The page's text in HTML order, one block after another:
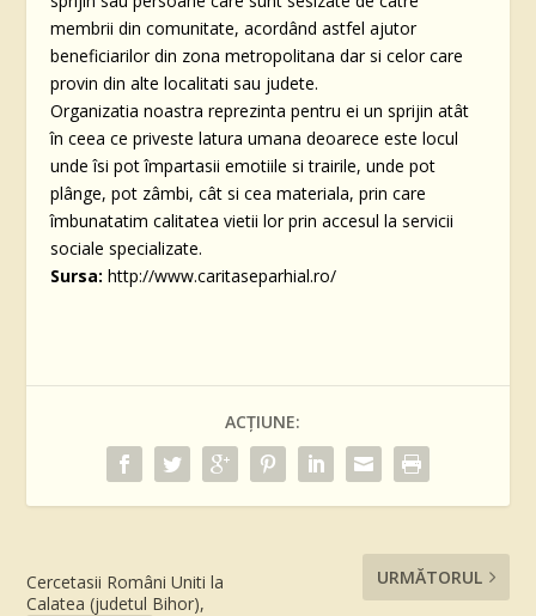
membrii din comunitate, acordând astfel ajutor
beneficiarilor din zona metropolitana dar si celor care
provin din alte localitati sau judete.
Organizatia noastra reprezinta pentru ei un sprijin atât
în ceea ce priveste latura umana deoarece este locul
unde îsi pot împartasii emotiile si trairile, unde pot
plânge, pot zâmbi, cât si cea materiala, prin care
îmbunatatim calitatea vietii lor prin accesul la servicii
sociale specializate.
Sursa:http://www.caritaseparhial.ro/
ACȚIUNE:
Cercetasii Români Uniti la
Calatea (judetul Bihor),
URMĂTORUL